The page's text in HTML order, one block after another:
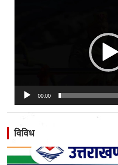
00:00
विविध